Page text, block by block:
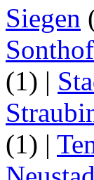
Siegen
(1) |
(1) |